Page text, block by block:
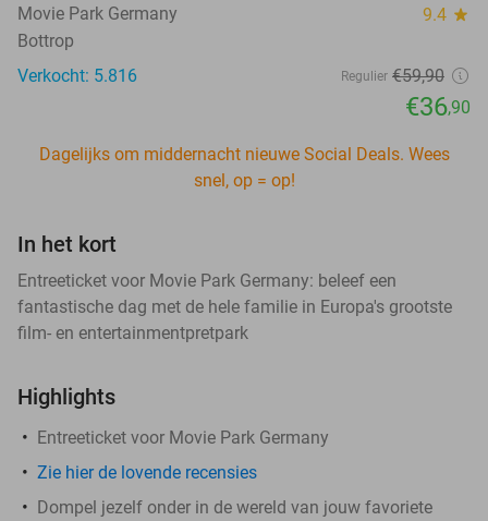
Movie Park Germany 9.4 star
Bottrop
Verkocht: 5.816
Regulier €59,90
€36,90
Dagelijks om middernacht nieuwe Social Deals. Wees
snel, op = op!
In het kort
Entreeticket voor Movie Park Germany: beleef een
fantastische dag met de hele familie in Europa's grootste
film- en entertainmentpretpark
Highlights
Entreeticket voor Movie Park Germany
Zie hier de lovende recensies
Dompel jezelf onder in de wereld van jouw favoriete